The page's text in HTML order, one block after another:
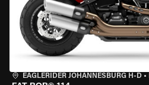
EAGLERIDER JOHANNESBURG H-D •